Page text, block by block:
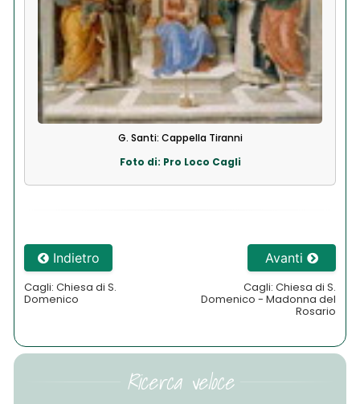
Ricerca veloce
G. Santi: Cappella Tiranni
Foto di: Pro Loco Cagli
Indietro
Cagli: Chiesa di S.
Domenico
Avanti
Cagli: Chiesa di S.
Domenico - Madonna del
Rosario